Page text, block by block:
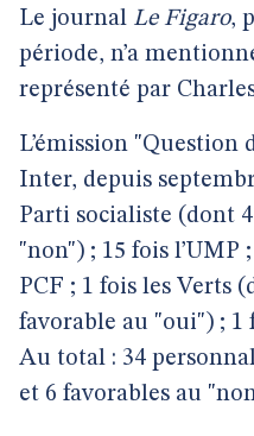
Le journal Le Figaro,
période, n’a
représenté par
L’émission "Question
Inter, depuis
Parti socialiste (dont
"non") ; 15 fois l’UMP
PCF ; 1 fois les Verts
favorable au "oui") ;
Au total : 34
et 6 favorables au